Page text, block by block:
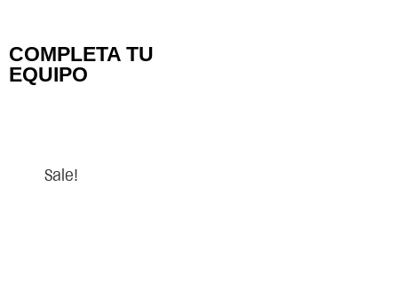
COMPLETA TU
EQUIPO
Sale!